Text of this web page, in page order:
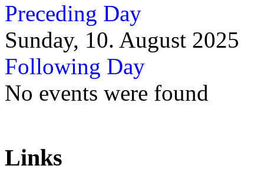
Preceding Day
Sunday, 10. August 2025
Following Day
No events were found
Links